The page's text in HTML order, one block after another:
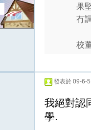
果
冇
校
發表於 09-6-
我絕對認
學.